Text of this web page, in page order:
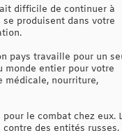
difficile de continuer à
produisent dans votre
pays travaille pour un
monde entier pour votre
médicale, nourriture,
le combat chez eux.